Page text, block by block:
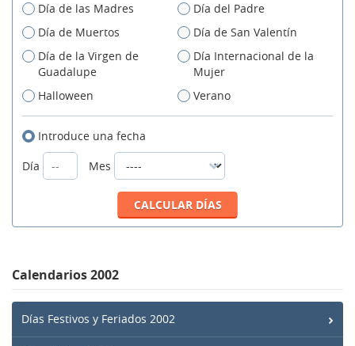
Día de las Madres
Día del Padre
Día de Muertos
Día de San Valentín
Día de la Virgen de
Guadalupe
Día Internacional de la
Mujer
Halloween
Verano
Introduce una fecha
Día
Mes
Calendarios 2002
Días Festivos y Feriados 2002